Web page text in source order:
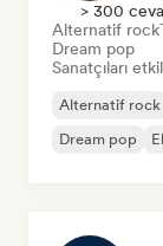
> 300
Alternatif rock
Dream pop
Sanatçıları
Alternatif rock
Dream pop